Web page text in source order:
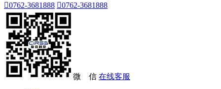
0762-3681888 0762-3681888
微 信 在线客服